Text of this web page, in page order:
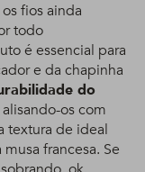
fios ainda
todo
é essencial para
e da chapinha
do
os com
textura de ideal
francesa. Se